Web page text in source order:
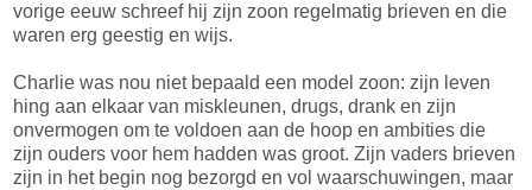
vorige eeuw schreef hij zijn zoon regelmatig brieven en die
waren erg geestig en wijs.
Charlie was nou niet bepaald een model zoon: zijn leven
hing aan elkaar van miskleunen, drugs, drank en zijn
onvermogen om te voldoen aan de hoop en ambities die
zijn ouders voor hem hadden was groot. Zijn vaders brieven
zijn in het begin nog bezorgd en vol waarschuwingen, maar